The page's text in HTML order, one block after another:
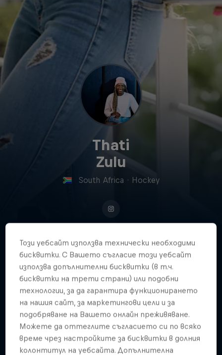
Thati
Zulu
South Africa · Hockey
South African field hockey
sensation Thati Zulu is a force to
be reckoned with on the pitch,
and a source of inspiration beyond
it.
Този уебсайт използва технически необходими
бисквитки. С Вашето съгласие този уебсайт
използва допълнителни бисквитки (в т.ч.
бисквитки на трети страни) или подобни
технологии, за да гарантира функционирането
на нашия сайт, за маркетингови цели и за
подобряване на Вашето онлайн преживяване.
Можете да оттеглите съгласието си по всяко
време чрез настройките за бисквитки в долния
колонтитул на уебсайта. Допълнителна